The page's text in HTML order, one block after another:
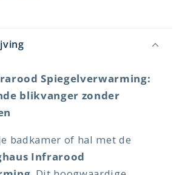
Spiegelverwarming:
blikvanger zonder
badkamer of hal met de
Infrarood